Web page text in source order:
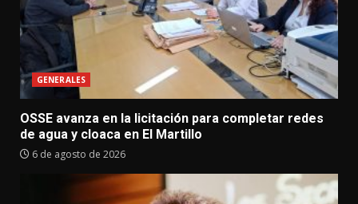
GENERALES
OSSE avanza en la licitación para completar redes
de agua y cloaca en El Martillo
6 de agosto de 2026